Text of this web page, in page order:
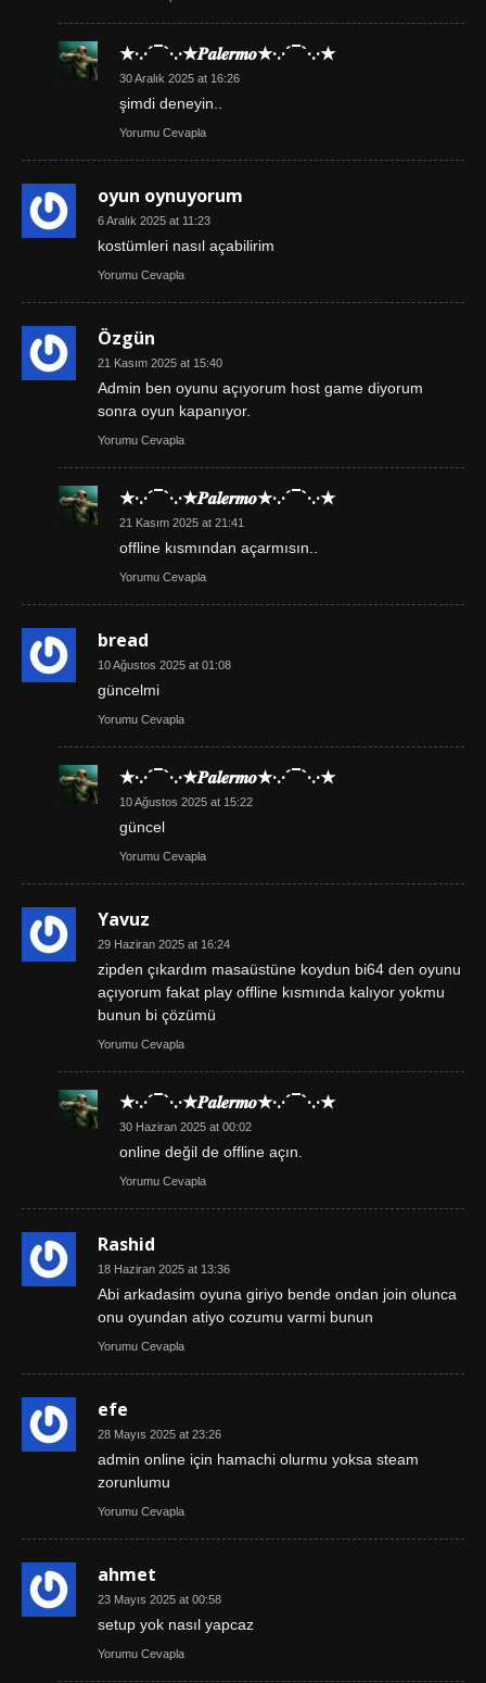
★·.·´¯`·.·★𝑷𝒂𝒍𝒆𝒓𝒎𝒐★·.·´¯`·.·★
30 Aralık 2025 at 16:26
şimdi deneyin..
Yorumu Cevapla
oyun oynuyorum
6 Aralık 2025 at 11:23
kostümleri nasıl açabilirim
Yorumu Cevapla
Özgün
21 Kasım 2025 at 15:40
Admin ben oyunu açıyorum host game diyorum
sonra oyun kapanıyor.
Yorumu Cevapla
★·.·´¯`·.·★𝑷𝒂𝒍𝒆𝒓𝒎𝒐★·.·´¯`·.·★
21 Kasım 2025 at 21:41
offline kısmından açarmısın..
Yorumu Cevapla
bread
10 Ağustos 2025 at 01:08
güncelmi
Yorumu Cevapla
★·.·´¯`·.·★𝑷𝒂𝒍𝒆𝒓𝒎𝒐★·.·´¯`·.·★
10 Ağustos 2025 at 15:22
güncel
Yorumu Cevapla
Yavuz
29 Haziran 2025 at 16:24
zipden çıkardım masaüstüne koydun bi64 den oyunu
açıyorum fakat play offline kısmında kalıyor yokmu
bunun bi çözümü
Yorumu Cevapla
★·.·´¯`·.·★𝑷𝒂𝒍𝒆𝒓𝒎𝒐★·.·´¯`·.·★
30 Haziran 2025 at 00:02
online değil de offline açın.
Yorumu Cevapla
Rashid
18 Haziran 2025 at 13:36
Abi arkadasim oyuna giriyo bende ondan join olunca
onu oyundan atiyo cozumu varmi bunun
Yorumu Cevapla
efe
28 Mayıs 2025 at 23:26
admin online için hamachi olurmu yoksa steam
zorunlumu
Yorumu Cevapla
ahmet
23 Mayıs 2025 at 00:58
setup yok nasıl yapcaz
Yorumu Cevapla